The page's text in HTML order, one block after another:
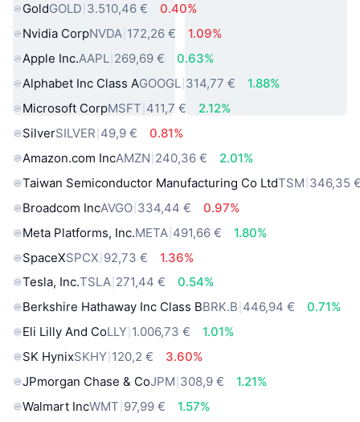
GoldGOLD 3.510,46 €
0.40%
Nvidia CorpNVDA 172,26 €
1.09%
Apple Inc.AAPL 269,69 €
0.63%
Alphabet Inc Class AGOOGL 314,77 €
1.88%
Microsoft CorpMSFT 411,7 €
2.12%
SilverSILVER 49,9 €
0.81%
Amazon.com IncAMZN 240,36 €
2.01%
Taiwan Semiconductor Manufacturing Co LtdTSM 346,35
Broadcom IncAVGO 334,44 €
0.97%
Meta Platforms, Inc.META 491,66 €
1.80%
SpaceXSPCX 92,73 €
1.36%
Tesla, Inc.TSLA 271,44 €
0.54%
Berkshire Hathaway Inc Class BBRK.B 446,94 €
0.71%
Eli Lilly And CoLLY 1.006,73 €
1.01%
SK HynixSKHY 120,2 €
3.60%
JPmorgan Chase & CoJPM 308,9 €
1.21%
Walmart IncWMT 97,99 €
1.57%